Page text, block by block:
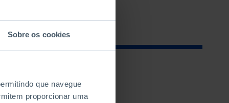
Sobre os cookies
que navegue
proporcionar uma